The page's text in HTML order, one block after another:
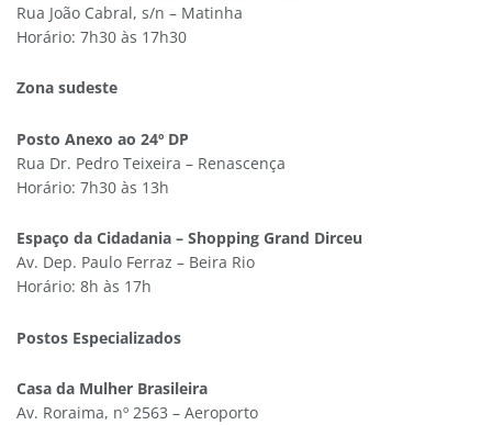
Rua João Cabral, s/n – Matinha
Horário: 7h30 às 17h30
Zona sudeste
Posto Anexo ao 24º DP
Rua Dr. Pedro Teixeira – Renascença
Horário: 7h30 às 13h
Espaço da Cidadania – Shopping Grand Dirceu
Av. Dep. Paulo Ferraz – Beira Rio
Horário: 8h às 17h
Postos Especializados
Casa da Mulher Brasileira
Av. Roraima, nº 2563 – Aeroporto